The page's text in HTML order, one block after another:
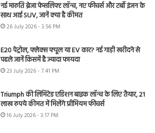
नई मारुति ब्रेजा फेसलिफ्ट लॉन्च, नए फीचर्स और टर्बो इंजन के
साथ आई SUV, जानें क्या है कीमत
26 July 2026 - 3:56 PM
E20 पेट्रोल, फ्लेक्स फ्यूल या EV कार? नई गाड़ी खरीदने से
पहले जानें किसमें है ज्यादा फायदा
23 July 2026 - 7:41 PM
Triumph की लिमिटेड एडिशन बाइक लॉन्च के लिए तैयार, 21
लाख रुपये कीमत में मिलेंगे प्रीमियम फीचर्स
16 July 2026 - 3:17 PM